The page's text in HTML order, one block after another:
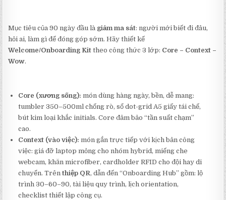
Mục tiêu của 90 ngày đầu là giảm ma sát: người mới biết đi đâu,
hỏi ai, làm gì để đóng góp sớm. Hãy thiết kế
Welcome/Onboarding Kit theo công thức 3 lớp: Core – Context –
Wow.
Core (xương sống): món dùng hàng ngày, bền, dễ mang:
tumbler 350–500ml chống rò, sổ dot-grid A5 giấy tái chế,
bút kim loại khắc initials. Core đảm bảo “tần suất chạm”
cao.
Context (vào việc): món gắn trực tiếp với kịch bản công
việc: giá đỡ laptop mỏng cho nhóm hybrid, miếng che
webcam, khăn microfiber, cardholder RFID cho đội hay di
chuyển. Trênthiệp QR, dẫn đến “Onboarding Hub” gồm: lộ
trình 30–60–90, tài liệu quy trình, lịch orientation,
checklist thiết lập công cụ.